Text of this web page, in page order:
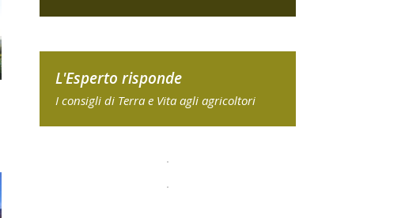
L'Esperto risponde
I consigli di Terra e Vita agli agricoltori